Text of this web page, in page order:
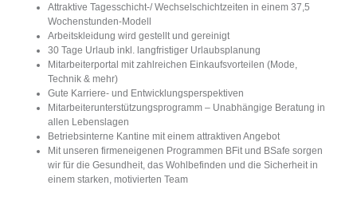
Attraktive Tagesschicht-/ Wechselschichtzeiten in einem 37,5
Wochenstunden-Modell
Arbeitskleidung wird gestellt und gereinigt
30 Tage Urlaub inkl. langfristiger Urlaubsplanung
Mitarbeiterportal mit zahlreichen Einkaufsvorteilen (Mode,
Technik & mehr)
Gute Karriere- und Entwicklungsperspektiven
Mitarbeiterunterstützungsprogramm – Unabhängige Beratung in
allen Lebenslagen
Betriebsinterne Kantine mit einem attraktiven Angebot
Mit unseren firmeneigenen Programmen BFit und BSafe sorgen
wir für die Gesundheit, das Wohlbefinden und die Sicherheit in
einem starken, motivierten Team